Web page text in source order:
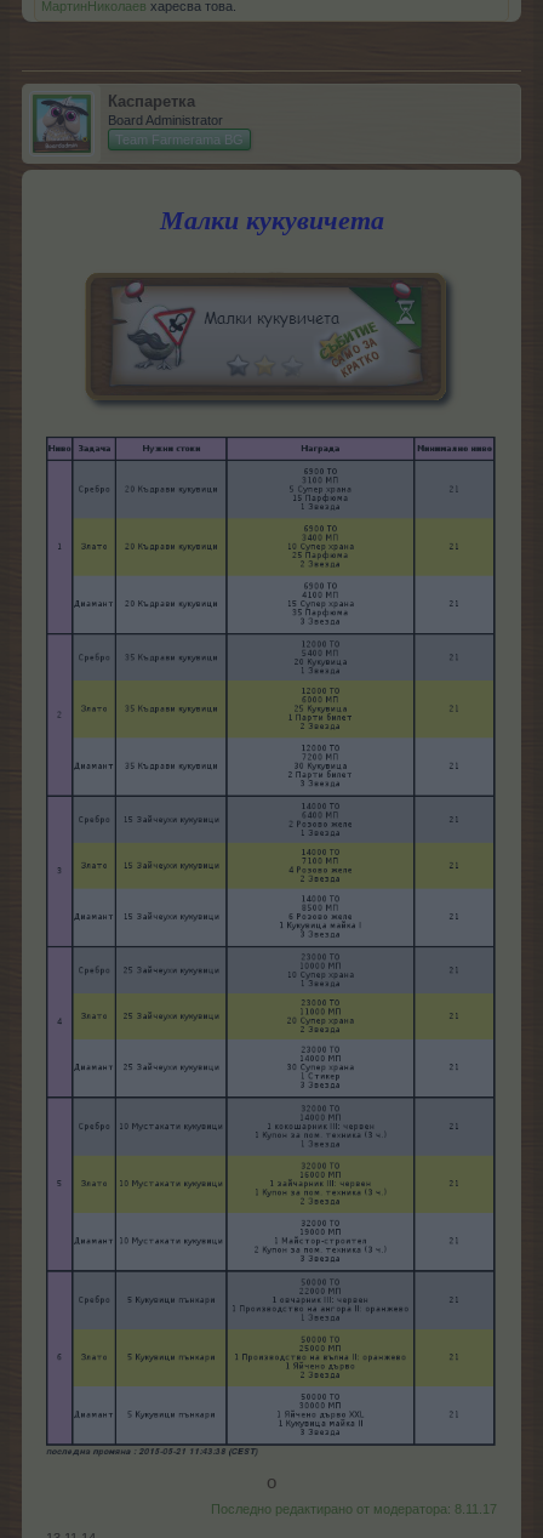
МартинНиколаев харесва това.
Каспаретка
Board Administrator
Team Farmerama BG
Малки кукувичета
о​
Последно редактирано от модератора: 8.11.17